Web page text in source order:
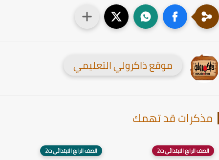
موقع ذاكرولي التعليمي
قد تهمك
الصف الرابع الابتدائي ت2 الصف الرابع الابتدائي ت2